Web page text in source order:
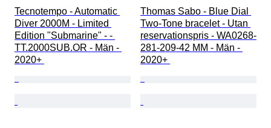
Tecnotempo - Automatic
Diver 2000M - Limited
Edition "Submarine" - -
TT.2000SUB.OR - Män -
2020+
Thomas Sabo - Blue Dial
Two-Tone bracelet - Utan
reservationspris - WA0268-
281-209-42 MM - Män -
2020+